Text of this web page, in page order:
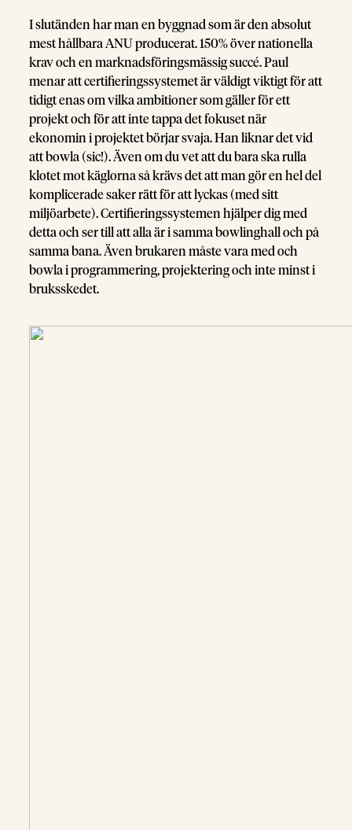
I slutänden har man en byggnad som är den absolut
mest hållbara ANU producerat. 150% över nationella
krav och en marknadsföringsmässig succé. Paul
menar att certifieringssystemet är väldigt viktigt för att
tidigt enas om vilka ambitioner som gäller för ett
projekt och för att inte tappa det fokuset när
ekonomin i projektet börjar svaja. Han liknar det vid
att bowla (sic!). Även om du vet att du bara ska rulla
klotet mot käglorna så krävs det att man gör en hel del
komplicerade saker rätt för att lyckas (med sitt
miljöarbete). Certifieringssystemen hjälper dig med
detta och ser till att alla är i samma bowlinghall och på
samma bana. Även brukaren måste vara med och
bowla i programmering, projektering och inte minst i
bruksskedet.